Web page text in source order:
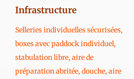
Infrastructure
Selleries individuelles sécurisées,
boxes avec paddock individuel,
stabulation libre, aire de
préparation abritée, douche, aire